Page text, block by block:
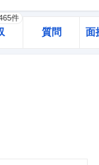
件
質問 面